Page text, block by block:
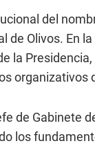
del
de Olivos. En
la
organizativos
de Gabinete
los